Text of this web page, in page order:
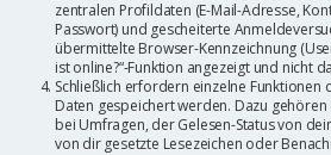
zentralen Profildaten (E-Mail-Adresse,
Passwort) und gescheiterte
übermittelte Browser-Kennzeichnung
ist online?“-Funktion angezeigt und nicht
Schließlich erfordern einzelne Funktionen
Daten gespeichert werden. Dazu
bei Umfragen, der Gelesen-Status von
von dir gesetzte Lesezeichen oder